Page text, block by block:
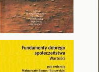
i praktyki obywatelstwa